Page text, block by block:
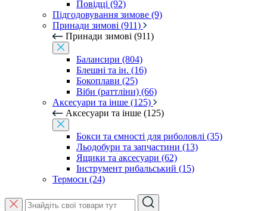
Повідці (92)
Підгодовування зимове (9)
Принади зимові (911)
Принади зимові (911)
Балансири (804)
Блешні та ін. (16)
Бокоплави (25)
Віби (раттліни) (66)
Аксесуари та інше (125)
Аксесуари та інше (125)
Бокси та ємності для риболовлі (35)
Льодобури та запчастини (13)
Ящики та аксесуари (62)
Інструмент рибальський (15)
Термоси (24)